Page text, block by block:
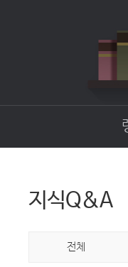
지식Q&A
전체